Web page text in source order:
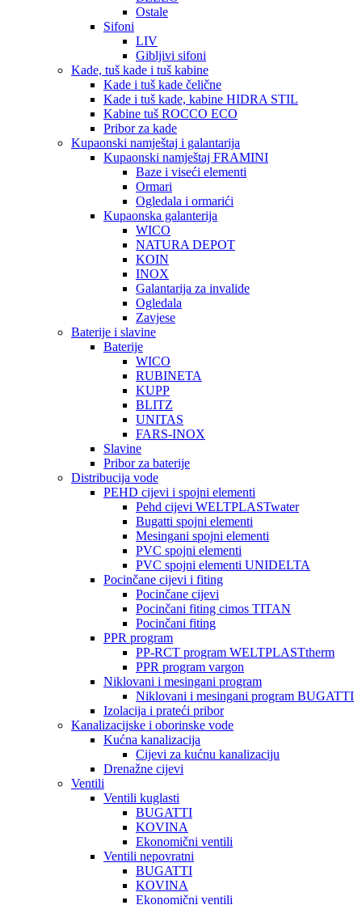
Ostale
Sifoni
LIV
Gibljivi sifoni
Kade, tuš kade i tuš kabine
Kade i tuš kade čelične
Kade i tuš kade, kabine HIDRA STIL
Kabine tuš ROCCO ECO
Pribor za kade
Kupaonski namještaj i galantarija
Kupaonski namještaj FRAMINI
Baze i viseći elementi
Ormari
Ogledala i ormarići
Kupaonska galanterija
WICO
NATURA DEPOT
KOIN
INOX
Galantarija za invalide
Ogledala
Zavjese
Baterije i slavine
Baterije
WICO
RUBINETA
KUPP
BLITZ
UNITAS
FARS-INOX
Slavine
Pribor za baterije
Distribucija vode
PEHD cijevi i spojni elementi
Pehd cijevi WELTPLASTwater
Bugatti spojni elementi
Mesingani spojni elementi
PVC spojni elementi
PVC spojni elementi UNIDELTA
Pocinčane cijevi i fiting
Pocinčane cijevi
Pocinčani fiting cimos TITAN
Pocinčani fiting
PPR program
PP-RCT program WELTPLASTtherm
PPR program vargon
Niklovani i mesingani program
Niklovani i mesingani program BUGATTI
Izolacija i prateći pribor
Kanalizacijske i oborinske vode
Kućna kanalizacija
Cijevi za kućnu kanalizaciju
Drenažne cijevi
Ventili
Ventili kuglasti
BUGATTI
KOVINA
Ekonomični ventili
Ventili nepovratni
BUGATTI
KOVINA
Ekonomični ventili